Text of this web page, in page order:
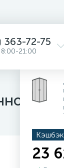
363-72-75
21:00
Кэшбэк
23